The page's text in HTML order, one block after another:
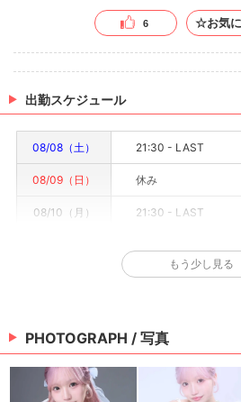
6 ☆お気
出勤スケジュール
08/08（土） 21:30 - LAST
08/09（日） 休み
08/10（月） 21:30 - LAST
21:30 - LAST
08/14（金） 21:30 - LAST
※情報はあくまで予定でキャストまたは出勤情報は一部
ださい。
もう少し見る
PHOTOGRAPH / 写真